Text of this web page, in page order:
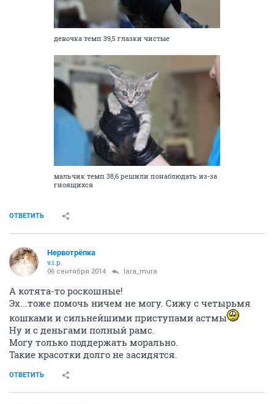
девочка темп 39,5 глазки чистые
мальчик темп 38,6 решили понаблюдать из-за
гноящихся
ОТВЕТИТЬ
Нервотрёпка
v.i.p.
06 сентября 2014 lara_mura
А котята-то роскошные!
Эх...тоже помочь ничем не могу. Сижу с четырьмя
кошками и сильнейшими приступами астмы
Ну и с деньгами полный рамс.
Могу только поддержать морально.
Такие красотки долго не засидятся.
ОТВЕТИТЬ